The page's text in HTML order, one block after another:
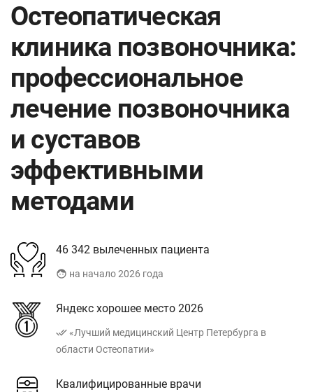
Остеопатическая
клиника позвоночника:
профессиональное
лечение позвоночника
и суставов
эффективными
методами
46 342 вылеченных пациента
face на начало 2026 года
Яндекс хорошее место 2026
done_all «Лучший медицинский Центр Петербурга в
области Остеопатии»
Квалифицированные врачи